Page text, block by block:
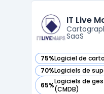
IT Live
SaaS
75%Logiciel de
— voir IT Live Maps
70%Logiciels de
— voir IT Live Maps
65%Logiciels de
(CMDB)
— voir IT Live Maps